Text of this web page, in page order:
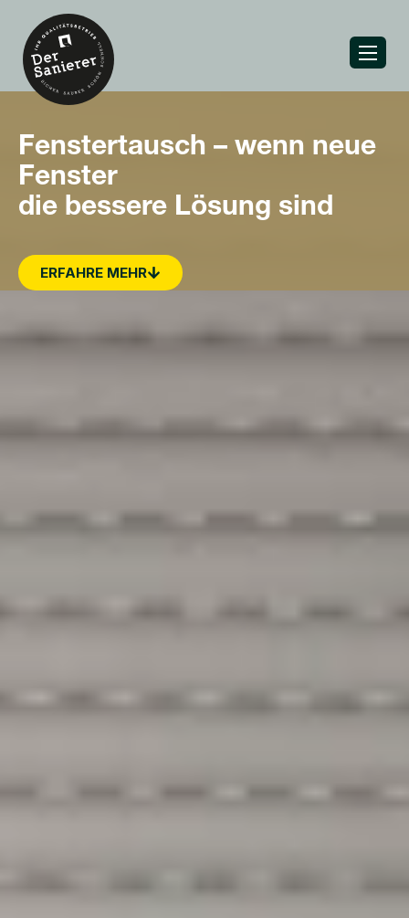
Fenstertausch – wenn neue
Fenster
die bessere Lösung sind
ERFAHRE MEHR